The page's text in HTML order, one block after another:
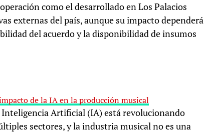
como el desarrollado en Los Palacios
externas del país, aunque su impacto dependerá
del acuerdo y la disponibilidad de insumos
de la IA en la producción musical
Inteligencia Artificial (IA) está revolucionando
sectores, y la industria musical no es una